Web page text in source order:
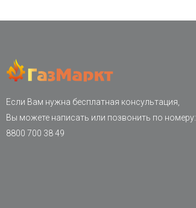
Если Вам нужна бесплатная консультация,
Вы можете написать или позвонить по номеру:
8800 700 38 49